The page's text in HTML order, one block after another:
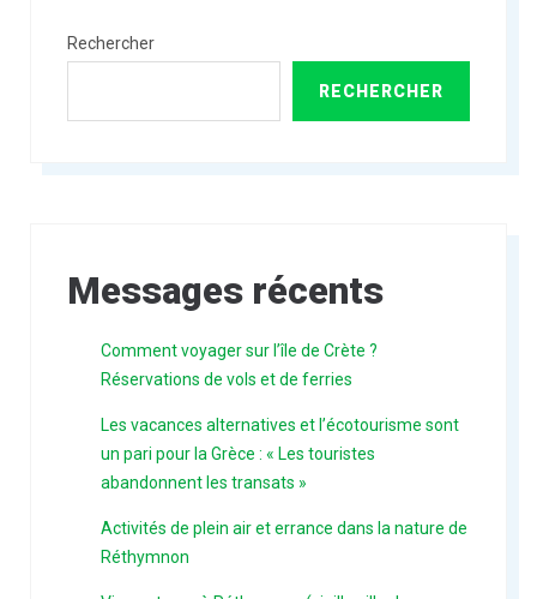
Rechercher
RECHERCHER
Messages récents
Comment voyager sur l’île de Crète ?
Réservations de vols et de ferries
Les vacances alternatives et l’écotourisme sont
un pari pour la Grèce : « Les touristes
abandonnent les transats »
Activités de plein air et errance dans la nature de
Réthymnon